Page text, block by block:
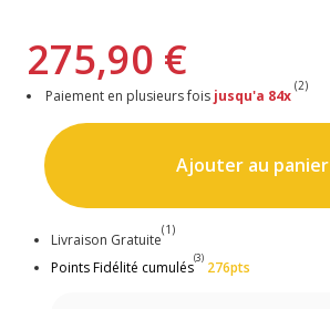
275,90 €
Paiement en plusieurs fois jusqu'a 84x
(2)
Ajouter au panier
Livraison Gratuite
(1)
Points Fidélité cumulés
(3)
276pts